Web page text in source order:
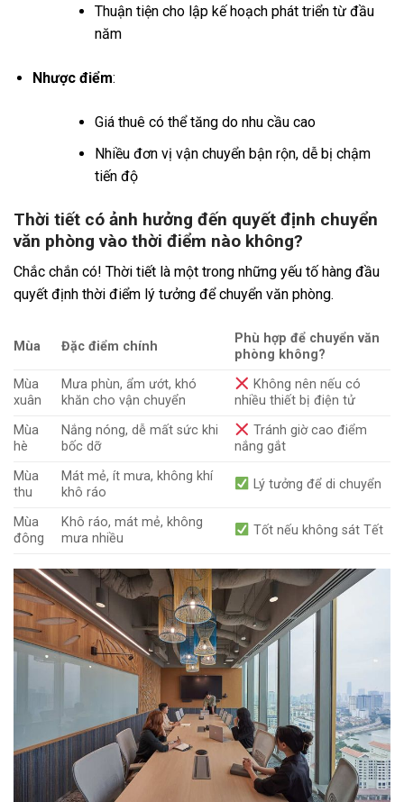
Thuận tiện cho lập kế hoạch phát triển từ đầu
năm
Nhược điểm:
Giá thuê có thể tăng do nhu cầu cao
Nhiều đơn vị vận chuyển bận rộn, dễ bị chậm
tiến độ
Thời tiết có ảnh hưởng đến quyết định chuyển
văn phòng vào thời điểm nào không?
Chắc chắn có! Thời tiết là một trong những yếu tố hàng đầu
quyết định thời điểm lý tưởng để chuyển văn phòng.
Mùa Đặc điểm chính
Phù hợp để chuyển văn
phòng không?
Mùa
xuân
Mưa phùn, ẩm ướt, khó
khăn cho vận chuyển
Không nên nếu có
nhiều thiết bị điện tử
Mùa
hè
Nắng nóng, dễ mất sức khi
bốc dỡ
Tránh giờ cao điểm
nắng gắt
Mùa
thu
Mát mẻ, ít mưa, không khí
khô ráo
Lý tưởng để di chuyển
Mùa
đông
Khô ráo, mát mẻ, không
mưa nhiều
Tốt nếu không sát Tết